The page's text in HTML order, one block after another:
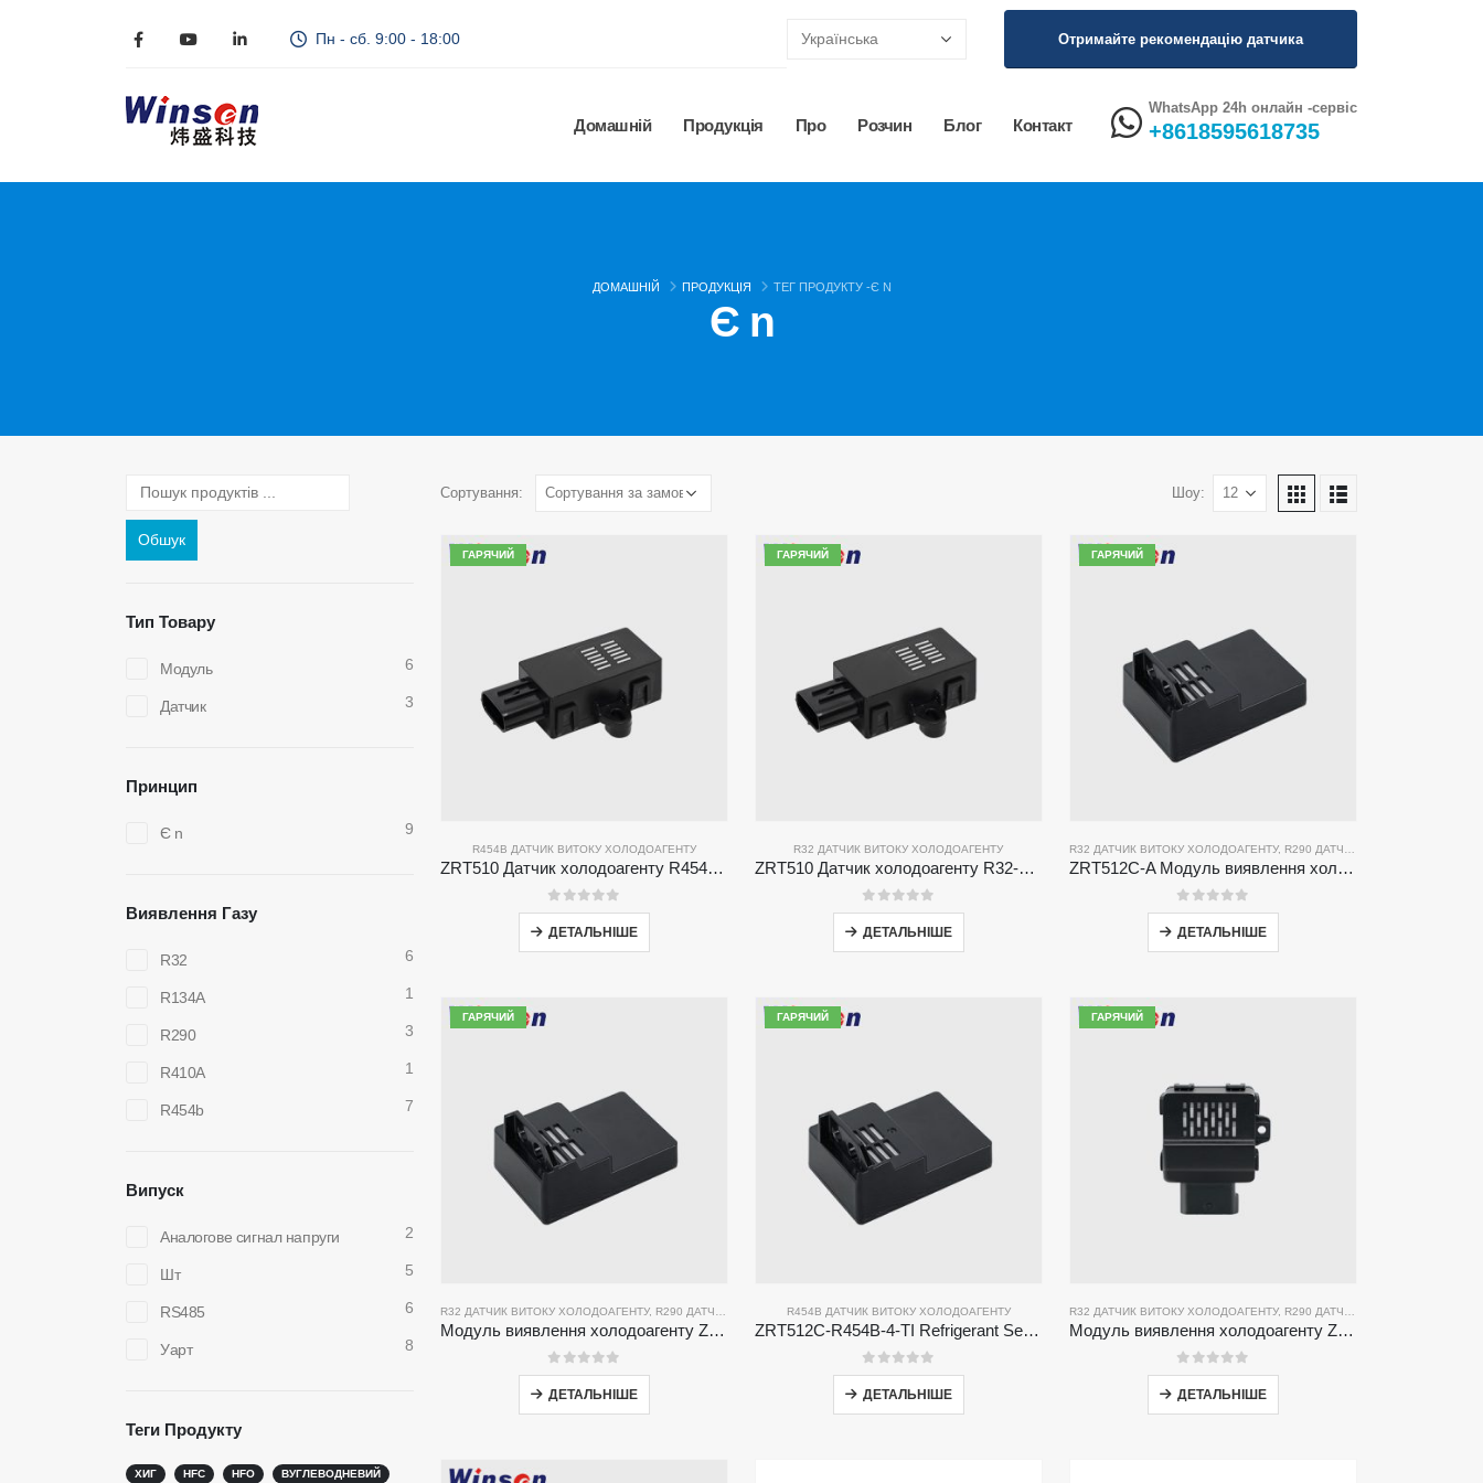
Пн - сб. 9:00 - 18:00 Отримайте рекомендацію датчика
Домашній Продукція Про Розчин Блог Контакт
WhatsApp 24h онлайн -сервіс
+8618595618735
ДОМАШНІЙ ПРОДУКЦІЯ ТЕГ ПРОДУКТУ -Є N
Є n
Сортування: Шоу:
ГАРЯЧИЙ
R454B ДАТЧИК ВИТОКУ ХОЛОДОАГЕНТУ
ZRT510 Датчик холодоагенту R454B-високопродуктивний датчик холодоагенту NDIR
0з 5
ДЕТАЛЬНІШЕ
ГАРЯЧИЙ
R32 ДАТЧИК ВИТОКУ ХОЛОДОАГЕНТУ
ZRT510 Датчик холодоагенту R32-високопродуктивне датчик холодоагенту NDIR
0з 5
ДЕТАЛЬНІШЕ
ГАРЯЧИЙ
R32 ДАТЧИК ВИТОКУ ХОЛОДОАГЕНТУ, R290 ДАТЧИК ВИТОКУ ХОЛОДОАГЕНТУ
ZRT512C-A Модуль виявлення холодоагенту | Датчик газу NDIR для R32, R454B, R290 | Широке джерело живлення
0з 5
ДЕТАЛЬНІШЕ
ГАРЯЧИЙ
R32 ДАТЧИК ВИТОКУ ХОЛОДОАГЕНТУ, R290 ДАТЧИК ВИТОКУ ХОЛОДОАГЕНТУ ,R454B ДАТЧИК ВИТОКУ ХОЛОДОАГЕНТУ
Модуль виявлення холодоагенту ZRT512C-B | Низький датчик газу NDIR для R32, R454B, R290
0з 5
ДЕТАЛЬНІШЕ
ГАРЯЧИЙ
R454B ДАТЧИК ВИТОКУ ХОЛОДОАГЕНТУ
ZRT512C-R454B-4-TI Refrigerant Sensor Module | NDIR Technology for HVAC & Industrial Safety Monitoring
0з 5
ДЕТАЛЬНІШЕ
ГАРЯЧИЙ
R32 ДАТЧИК ВИТОКУ ХОЛОДОАГЕНТУ, R290 ДАТЧИК ВИТОКУ ХОЛОДОАГЕНТУ
Модуль виявлення холодоагенту ZRT512J | Датчик газу NDIR для R32, R454B, R290 | RS485 спілкування
0з 5
ДЕТАЛЬНІШЕ
Обшук
Тип Товару
Модуль 6
Датчик 3
Принцип
Є n 9
Виявлення Газу
R32 6
R134A 1
R290 3
R410A 1
R454b 7
Випуск
Аналогове сигнал напруги 2
Шт 5
RS485 6
Уарт 8
Теги Продукту
ХИГ HFC HFO ВУГЛЕВОДНЕВИЙ